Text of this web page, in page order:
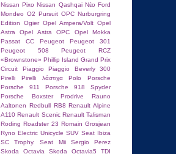
Nissan Pixo Nissan Qashqai Nέο Ford
Mondeo O2 Pursuit OPC Nurburgring
Edition
Ogier Opel Ampera/Volt Opel
Astra
Opel Astra OPC
Opel Mokka
Passat CC
Peugeot
Peugeot 301
Peugeot 508
Peugeot RCZ
«Brownstone» Phillip Island Grand Prix
Circuit
Piaggio
Piaggio Beverly 300
Pirelli
Pirelli λάστιχα Polo
Porsche
Porsche 911
Porsche 918 Spyder
Porsche Boxster
Prodrive
Rauno
Aaltonen Redbull RB8 Renault Alpine
A110 Renault Scenic Renault Talisman
Roding Roadster 23 Romain Grosjean
Ryno Electric Unicycle SUV Seat Ibiza
SC Trophy.
Seat Mii
Sergio Perez
Skoda Octavia
Skoda Octavia5 TDI